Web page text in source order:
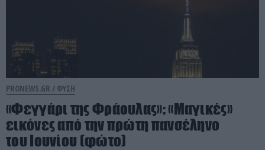
PRONEWS.GR / ΦΥΣΗ
«Φεγγάρι της Φράουλας»: «Μαγικές»
εικόνες από την πρώτη πανσέληνο
του Ιουνίου (φώτο)